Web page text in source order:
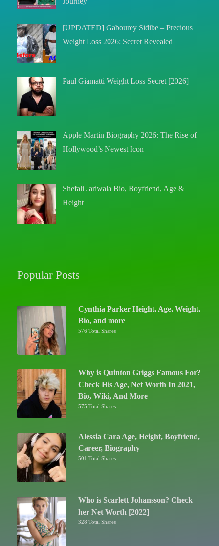
[UPDATED] Gabourey Sidibe – Precious
Weight Loss 2026: Secret Revealed
Paul Giamatti Weight Loss Secret [2026]
Apple Martin Biography 2026: The Rise of
Hollywood’s Newest Icon
Shefali Jariwala Bio, Boyfriend, Age &
Height
Popular Posts
Cynthia Parker Height, Age, Weight,
Bio, and more
576 Total Shares
Why is Quinton Griggs Famous For?
Check His Age, Net Worth In 2021,
Bio, Wiki, And More
575 Total Shares
Alessia Cara Age, Height, Boyfriend,
Career, Biography
501 Total Shares
Who is Scarlett Johansson? Check
her Net Worth [2022]
328 Total Shares